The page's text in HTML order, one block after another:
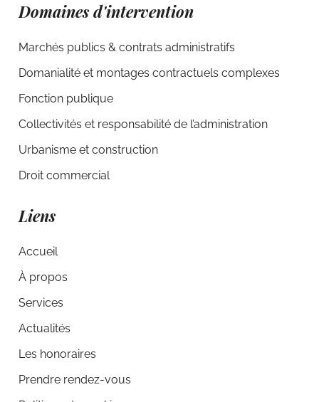
Domaines d'intervention
Marchés publics & contrats administratifs
Domanialité et montages contractuels complexes
Fonction publique
Collectivités et responsabilité de l’administration
Urbanisme et construction
Droit commercial
Liens
Accueil
À propos
Services
Actualités
Les honoraires
Prendre rendez-vous